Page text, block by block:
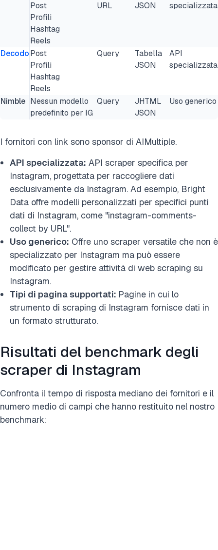
Post
Profili
Hashtag
Reels
URL
JSON
specializzata
DecodoPost
Profili
Hashtag
Reels
Query
Tabella
JSON
API
specializzata
Nimble Nessun modello
predefinito per IG
Query
JHTML
JSON
Uso generico
I fornitori con link sono sponsor di AIMultiple.
API specializzata: API scraper specifica per
Instagram, progettata per raccogliere dati
esclusivamente da Instagram. Ad esempio, Bright
Data offre modelli personalizzati per specifici punti
dati di Instagram, come "instagram-comments-
collect by URL".
Uso generico: Offre uno scraper versatile che non è
specializzato per Instagram ma può essere
modificato per gestire attività di web scraping su
Instagram.
Tipi di pagina supportati: Pagine in cui lo
strumento di scraping di Instagram fornisce dati in
un formato strutturato.
Risultati del benchmark degli
scraper di Instagram
Confronta il tempo di risposta mediano dei fornitori e il
numero medio di campi che hanno restituito nel nostro
benchmark: